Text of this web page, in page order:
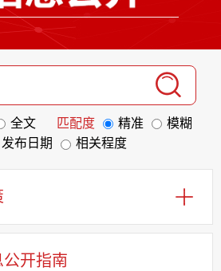
全文 匹配度 精准
模糊
发布日期 相关程度
公开指南